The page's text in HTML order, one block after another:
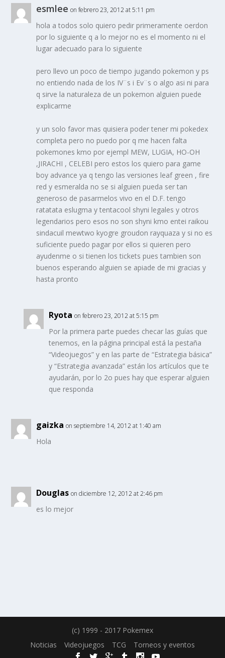
esmlee on febrero 23, 2012 at 5:11 pm
hola a todos solo quiero pedir primeramente oerdon
por lo siguiente q a lo mejor no es el momento ni el
lugar adecuado para lo siguiente
pero llevo un poco de tiempo jugando pokemon y ps
no entiendo nada de los IV¨s i Ev¨s o algo asi ni para
q sirve la naturaleza de un pokemon alguien puede
explicarme
y un solo favor mas quisiera poder tener mi pokedex
completa pero no puedo por q me hacen falta
pokemones kmo por ejempl MEW, LUGIA, HO-OH
,JIRACHI , CELEBI pero estos los quiero para game
boy advance ya q tengo las versiones leaf green , fire
red y esmeralda no se si alguien pueda ser tan
generoso de pasarmelos vivo en el D.F. tengo
ratatata eslugma y tentacool shyni legales y otros
legendarios pero esos no son shyni kmo entei raikou
sindacuil mewtwo kyogre groudon rayquaza y si no es
suficiente puedo pagar por ellos si quieren pero
ayudenme o si tienen los tickets pues tambien son
buenos esperando alguien se apiade de mi gracias y
hasta pronto
Ryota on febrero 23, 2012 at 5:15 pm
Por la primera parte puedes checar las guías que
tenemos, en la página principal está la pestaña
“Videojuegos” y en las parte de “Estrategia básica”
y “Estrategia avanzada” están los artículos que te
ayudarán, por lo 2o pues hay que esperar alguien
que responda
gaizka on septiembre 14, 2012 at 1:40 am
Hola
Douglas on diciembre 12, 2012 at 2:46 pm
es lo mejor
(c) 1999 - 2017 Pokemex
Noticias
Videojuegos TCG Torneos y eventos